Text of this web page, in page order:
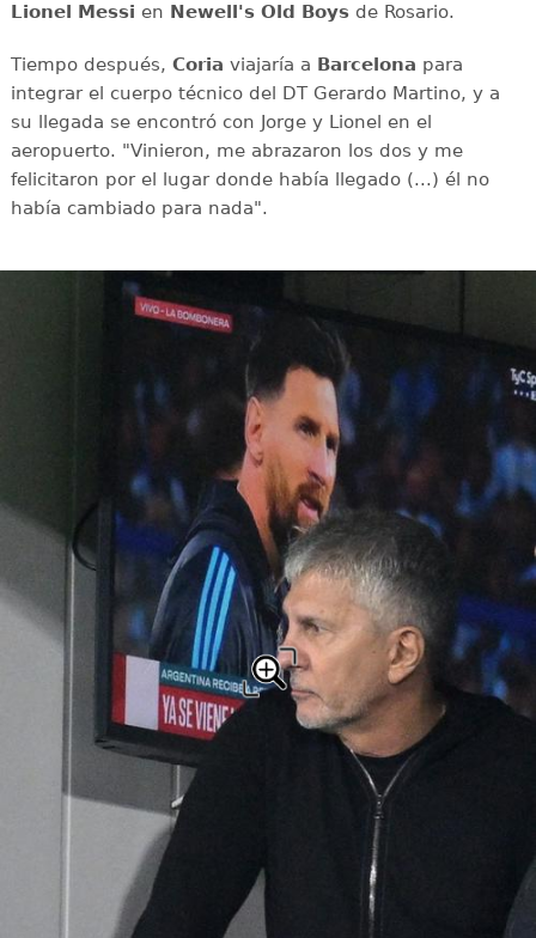
Lionel Messi en Newell's Old Boysde Rosario.
Tiempo después, Coria viajaría a Barcelona para
integrar el cuerpo técnico del DT Gerardo Martino, y a
su llegada se encontró con Jorge y Lionel en el
aeropuerto. "Vinieron, me abrazaron los dos y me
felicitaron por el lugar donde había llegado (...) él no
había cambiado para nada".